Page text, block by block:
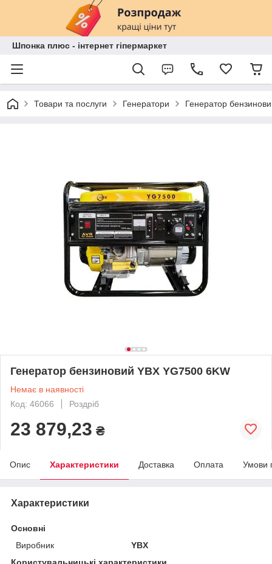
Шпонка плюс - інтернет гіпермаркет
Товари та послуги Генератори Генератор
Генератор бензиновий YBX YG7500 6KW
Немає в наявності
Код: 46066
Роздріб
23 879,23 ₴
Опис Характеристики Доставка Оплата Умови
Характеристики
Основні
Виробник
YBX
Користувальницькі характеристики